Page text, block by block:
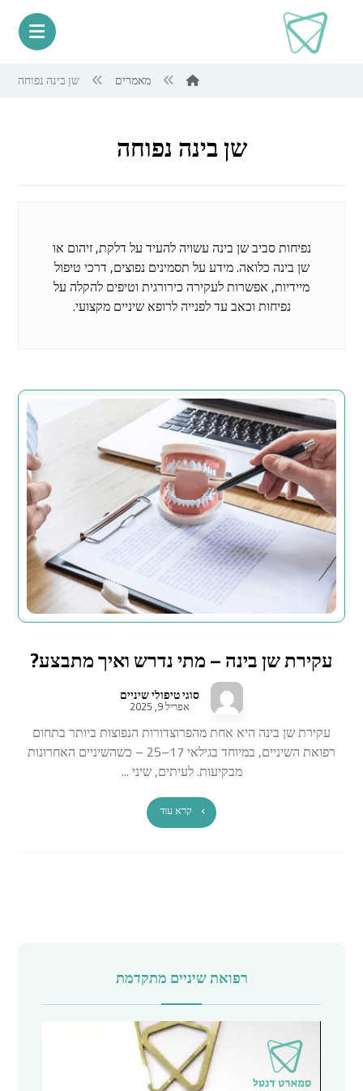
מאמרים שן בינה נפוחה
שן בינה נפוחה
נפיחות סביב שן בינה עשויה להעיד על דלקת, זיהום או
שן בינה כלואה. מידע על תסמינים נפוצים, דרכי טיפול
מיידיות, אפשרות לעקירה כירורגית וטיפים להקלה על
נפיחות וכאב עד לפנייה לרופא שיניים מקצועי.
עקירת שן בינה – מתי נדרש ואיך מתבצע?
סוגי טיפולי שיניים
אפריל 9, 2025
עקירת שן בינה היא אחת מהפרוצדורות הנפוצות ביותר בתחום
רפואת השיניים, במיוחד בגילאי 17–25 – כשהשיניים האחרונות
מבקיעות. לעיתים, שיני ...
קרא עוד
רפואת שיניים מתקדמת